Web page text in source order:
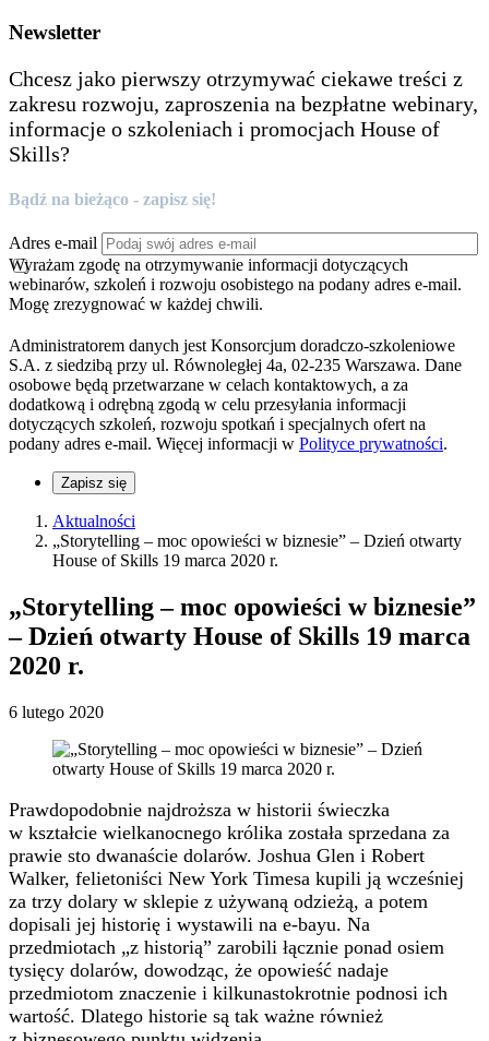
Newsletter
Chcesz jako pierwszy otrzymywać ciekawe treści z
zakresu rozwoju, zaproszenia na bezpłatne webinary,
informacje o szkoleniach i promocjach House of
Skills?
Bądź na bieżąco - zapisz się!
Adres e-mail
Wyrażam zgodę na otrzymywanie informacji dotyczących
webinarów, szkoleń i rozwoju osobistego na podany adres e-mail.
Mogę zrezygnować w każdej chwili.
Administratorem danych jest Konsorcjum doradczo-szkoleniowe
S.A. z siedzibą przy ul. Równoległej 4a, 02-235 Warszawa. Dane
osobowe będą przetwarzane w celach kontaktowych, a za
dodatkową i odrębną zgodą w celu przesyłania informacji
dotyczących szkoleń, rozwoju spotkań i specjalnych ofert na
podany adres e-mail. Więcej informacji w Polityce prywatności.
Zapisz się
Aktualności
„Storytelling – moc opowieści w biznesie” – Dzień otwarty
House of Skills 19 marca 2020 r.
„Storytelling – moc opowieści w biznesie”
– Dzień otwarty House of Skills 19 marca
2020 r.
6 lutego 2020
Prawdopodobnie najdroższa w historii świeczka
w kształcie wielkanocnego królika została sprzedana za
prawie sto dwanaście dolarów. Joshua Glen i Robert
Walker, felietoniści New York Timesa kupili ją wcześniej
za trzy dolary w sklepie z używaną odzieżą, a potem
dopisali jej historię i wystawili na e-bayu. Na
przedmiotach „z historią” zarobili łącznie ponad osiem
tysięcy dolarów, dowodząc, że opowieść nadaje
przedmiotom znaczenie i kilkunastokrotnie podnosi ich
wartość. Dlatego historie są tak ważne również